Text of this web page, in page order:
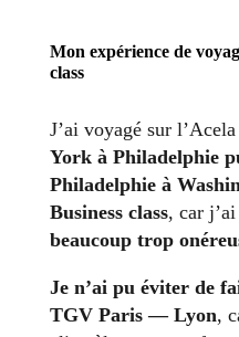
Mon expérience de
class
J’ai voyagé sur
York à Philadelphie
Philadelphie à
Business class, car
beaucoup trop
Je n’ai pu éviter de
TGV Paris — Lyon,